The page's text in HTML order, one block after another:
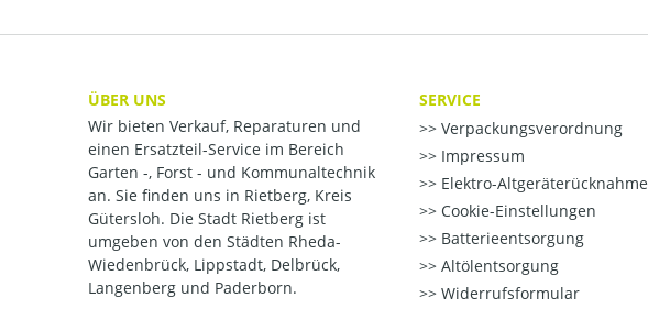
ÜBER UNS
Wir bieten Verkauf, Reparaturen und
einen Ersatzteil-Service im Bereich
Garten -, Forst - und Kommunaltechnik
an. Sie finden uns in Rietberg, Kreis
Gütersloh. Die Stadt Rietberg ist
umgeben von den Städten Rheda-
Wiedenbrück, Lippstadt, Delbrück,
Langenberg und Paderborn.
SERVICE
Verpackungsverordnung
Impressum
Elektro-Altgeräterücknahme
Cookie-Einstellungen
Batterieentsorgung
Altölentsorgung
Widerrufsformular